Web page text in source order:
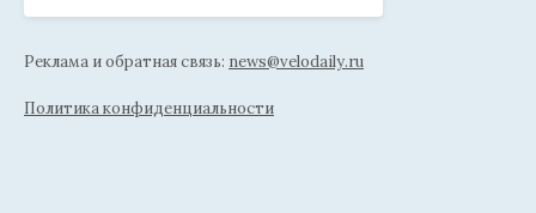
Реклама и обратная связь: news@velodaily.ru
Политика конфиденциальности